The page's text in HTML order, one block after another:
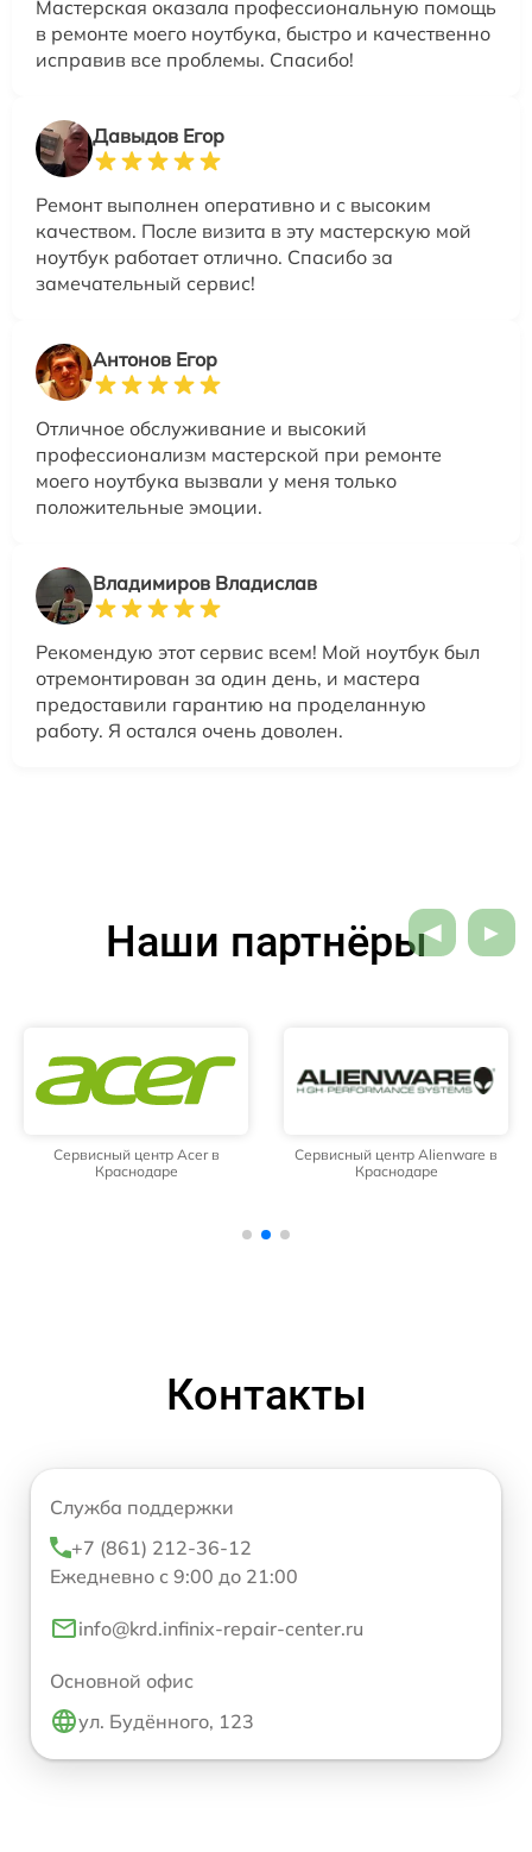
Мастерская оказала профессиональную помощь
в ремонте моего ноутбука, быстро и качественно
исправив все проблемы. Спасибо!
Давыдов Егор
Ремонт выполнен оперативно и с высоким
качеством. После визита в эту мастерскую мой
ноутбук работает отлично. Спасибо за
замечательный сервис!
Антонов Егор
Отличное обслуживание и высокий
профессионализм мастерской при ремонте
моего ноутбука вызвали у меня только
положительные эмоции.
Владимиров Владислав
Рекомендую этот сервис всем! Мой ноутбук был
отремонтирован за один день, и мастера
предоставили гарантию на проделанную
работу. Я остался очень доволен.
Наши партнёры
Сервисный центр Acer в
Краснодаре
Сервисный центр Alienware в
Краснодаре
Контакты
Служба поддержки
+7 (861) 212-36-12
Ежедневно с 9:00 до 21:00
info@krd.infinix-repair-center.ru
Основной офис
ул. Будённого, 123